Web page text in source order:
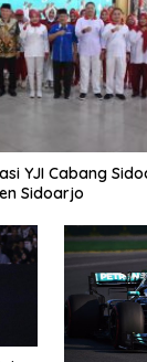
YJI Cabang
Sidoarjo